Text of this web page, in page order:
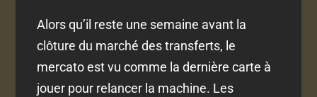
Alors qu’il reste une semaine avant la
clôture du marché des transferts, le
mercato est vu comme la dernière carte à
jouer pour relancer la machine. Les